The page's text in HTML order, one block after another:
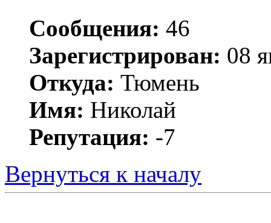
Сообщения: 46
Зарегистрирован: 08
Откуда: Тюмень
Имя: Николай
Репутация: -7
Вернуться к началу